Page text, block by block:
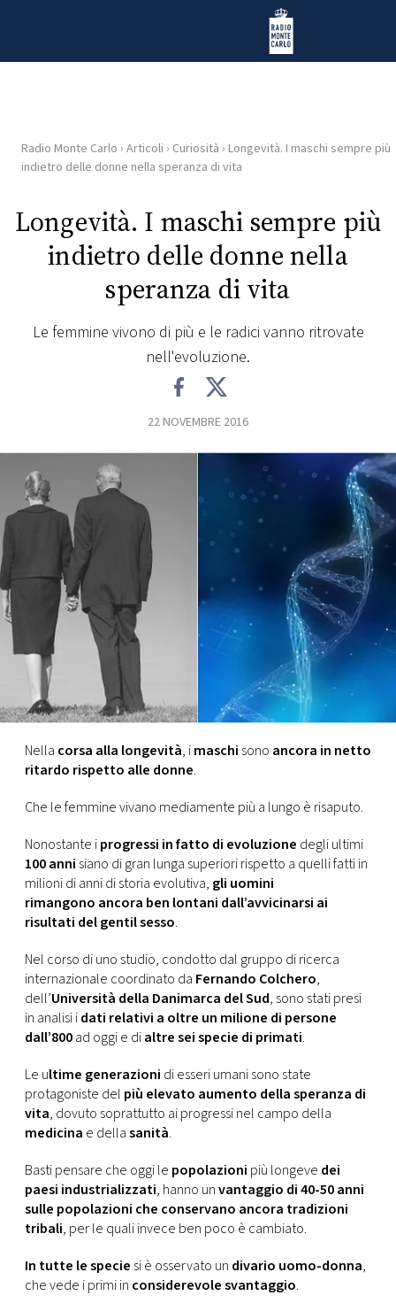
Radio Monte Carlo
HOME
WEB
PLAYLIST
CONCORSI
EVENTI
VIDEO
PRINCIPATO
DI
MONACO
RMC
CONSIGLIA
Radio Monte Carlo › Articoli › Curiosità › Longevità. I maschi sempre più
indietro delle donne nella speranza di vita
Longevità. I maschi sempre più
indietro delle donne nella
speranza di vita
Le femmine vivono di più e le radici vanno ritrovate
nell'evoluzione.
22 NOVEMBRE 2016
Nella corsa alla longevità, imaschi sono ancora in netto
ritardo rispetto alle donne.
Che le femmine vivano mediamente più a lungo è risaputo.
Nonostante iprogressi in fatto di evoluzione degli ultimi
100 anni siano di gran lunga superiori rispetto a quelli fatti in
milioni di anni di storia evolutiva, gli uomini
rimangono ancora ben lontani dall’avvicinarsi ai
risultati del gentil sesso.
Nel corso di uno studio, condotto dal gruppo di ricerca
internazionale coordinato da Fernando Colchero,
dell’Università della Danimarca del Sud, sono stati presi
in analisi idati relativi a oltre un milione di persone
dall’800ad oggi e dialtre sei specie di primati.
Le ultime generazioni di esseri umani sono state
protagoniste del più elevato aumento della speranza di
vita, dovuto soprattutto ai progressi nel campo della
medicina e dellasanità.
Basti pensare che oggi le popolazioni più longeve dei
paesi industrializzati, hanno unvantaggio di 40-50 anni
sulle popolazioni che conservano ancora tradizioni
tribali, per le quali invece ben poco è cambiato.
In tutte le specie si è osservato un divario uomo-donna,
che vede i primi in considerevole svantaggio.